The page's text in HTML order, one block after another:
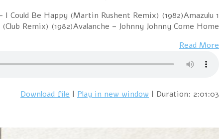
1 Heaven 17 – Temptation (Extended Mix)
– Excitable (John Morales Remix) (1986)Harold